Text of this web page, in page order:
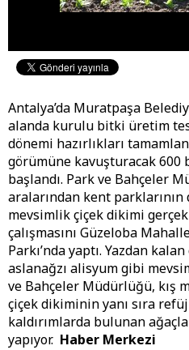
Antalya’da Muratpaşa
alanda kurulu bitki üretim
dönemi hazırlıkları
görümüne kavuşturacak 600
başlandı. Park ve Bahçeler
aralarından kent
mevsimlik çiçek dikimi
çalışmasını Güzeloba
Parkı’nda yaptı. Yazdan
aslanağzı alisyum gibi
ve Bahçeler Müdürlüğü, kış
çiçek dikiminin yanı sıra
kaldırımlarda bulunan
yapıyor. Haber Merkezi